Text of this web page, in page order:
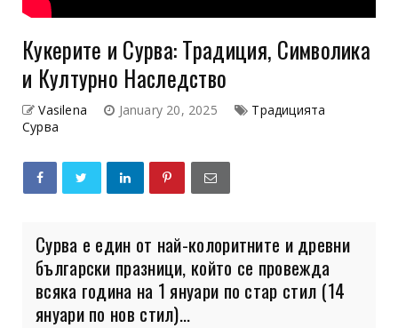
Кукерите и Сурва: Традиция, Символика
и Културно Наследство
Vasilena January 20, 2025
Традицията
Сурва
Сурва е един от най-колоритните и древни
български празници, който се провежда
всяка година на 1 януари по стар стил (14
януари по нов стил)...